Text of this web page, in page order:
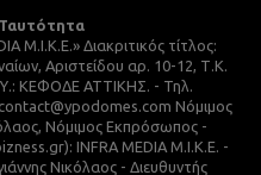
M.I.K.E.» Διακριτικός τίτλος:
Αριστείδου αρ. 10-12, Τ.Κ.
ΚΕΦΟΔΕ ΑΤΤΙΚΗΣ. - Τηλ.
contact@ypodomes.com Νόμιμος
Νόμιμος Εκπρόσωπος -
INFRA MEDIA M.I.K.E. -
Νικόλαος - Διευθυντής